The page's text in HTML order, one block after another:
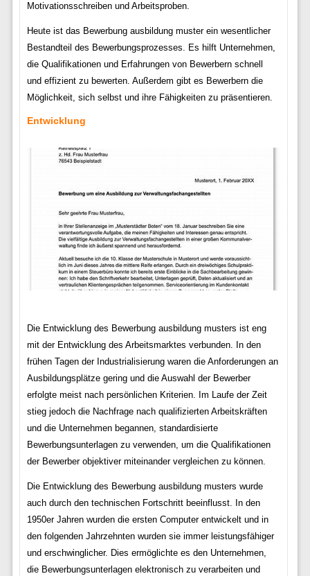
Motivationsschreiben und Arbeitsproben.
Heute ist das Bewerbung ausbildung muster ein wesentlicher
Bestandteil des Bewerbungsprozesses. Es hilft Unternehmen,
die Qualifikationen und Erfahrungen von Bewerbern schnell
und effizient zu bewerten. Außerdem gibt es Bewerbern die
Möglichkeit, sich selbst und ihre Fähigkeiten zu präsentieren.
Entwicklung
Die Entwicklung des Bewerbung ausbildung musters ist eng
mit der Entwicklung des Arbeitsmarktes verbunden. In den
frühen Tagen der Industrialisierung waren die Anforderungen an
Ausbildungsplätze gering und die Auswahl der Bewerber
erfolgte meist nach persönlichen Kriterien. Im Laufe der Zeit
stieg jedoch die Nachfrage nach qualifizierten Arbeitskräften
und die Unternehmen begannen, standardisierte
Bewerbungsunterlagen zu verwenden, um die Qualifikationen
der Bewerber objektiver miteinander vergleichen zu können.
Die Entwicklung des Bewerbung ausbildung musters wurde
auch durch den technischen Fortschritt beeinflusst. In den
1950er Jahren wurden die ersten Computer entwickelt und in
den folgenden Jahrzehnten wurden sie immer leistungsfähiger
und erschwinglicher. Dies ermöglichte es den Unternehmen,
die Bewerbungsunterlagen elektronisch zu verarbeiten und